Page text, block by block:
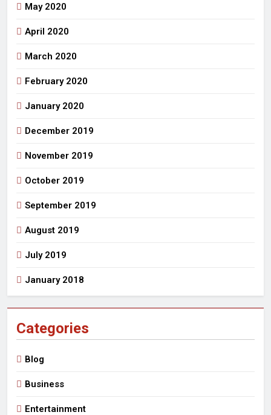
May 2020
April 2020
March 2020
February 2020
January 2020
December 2019
November 2019
October 2019
September 2019
August 2019
July 2019
January 2018
Categories
Blog
Business
Entertainment